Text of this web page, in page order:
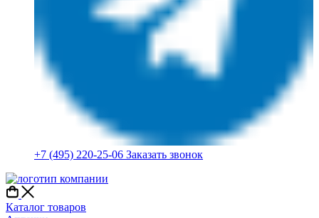
+7 (495) 220-25-06 Заказать звонок
Каталог товаров